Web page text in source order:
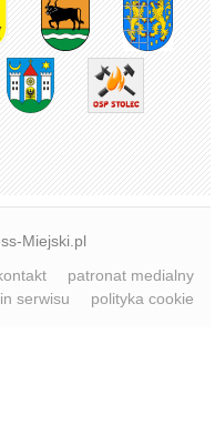
Miejski.pl
patronat medialny
serwisu
polityka cookie